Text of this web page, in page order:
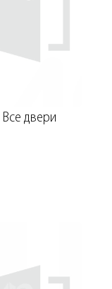
Все двери